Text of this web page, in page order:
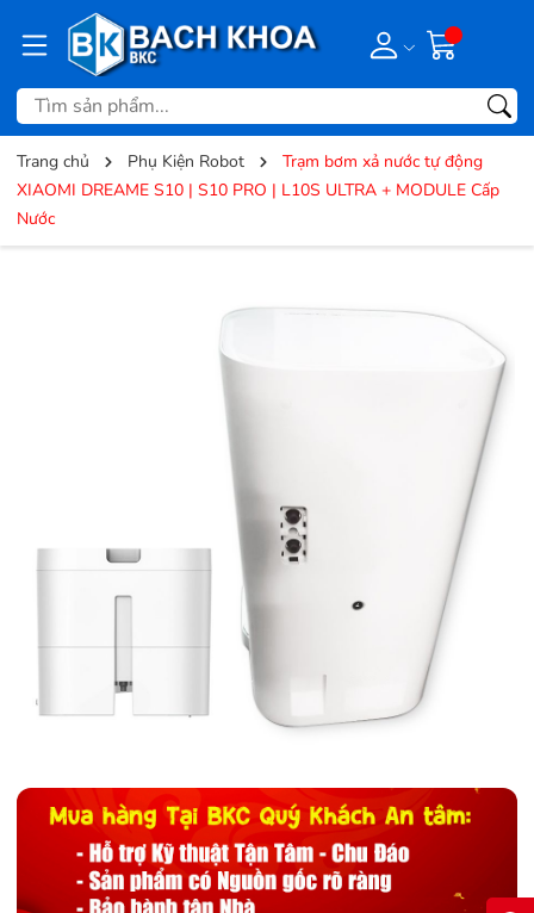
Trang chủ Phụ Kiện Robot
Trạm bơm xả nước tự động
XIAOMI DREAME S10 | S10 PRO | L10S ULTRA + MODULE Cấp
Nước